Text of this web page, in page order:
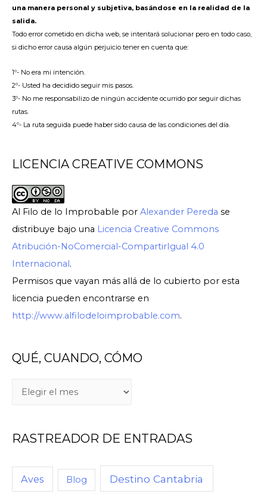
una manera personal y subjetiva, basándose en la realidad de la
salida.
Todo error cometido en dicha web, se intentará solucionar pero en todo caso,
si dicho error causa algún perjuicio tener en cuenta que:
1º- No era mi intención.
2º- Usted ha decidido seguir mis pasos.
3º- No me responsabilizo de ningún accidente ocurrido por seguir dichas
rutas.
4º- La ruta seguida puede haber sido causa de las condiciones del día.
LICENCIA CREATIVE COMMONS
Al Filo de lo Improbable por Alexander Pereda se
distribuye bajo una Licencia Creative Commons
Atribución-NoComercial-CompartirIgual 4.0
Internacional .
Permisos que vayan más allá de lo cubierto por esta
licencia pueden encontrarse en
http://www.alfilodeloimprobable.com.
QUÉ, CUANDO, CÓMO
RASTREADOR DE ENTRADAS
Aves Blog Destino Cantabria